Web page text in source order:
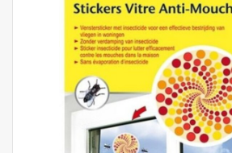
Bonbons pour la bonbonnière
Rouleaux de caisse thermiques